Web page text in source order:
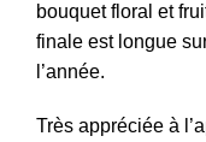
bouquet floral et
finale est longue
l’année.
Très appréciée à